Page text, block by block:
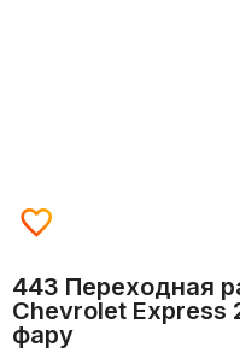
443 Переходная
Chevrolet Express
фару